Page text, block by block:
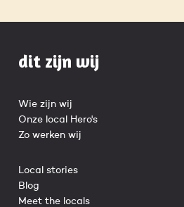
dit zijn wij
Wie zijn wij
Onze local Hero's
Zo werken wij
Local stories
Blog
Meet the locals